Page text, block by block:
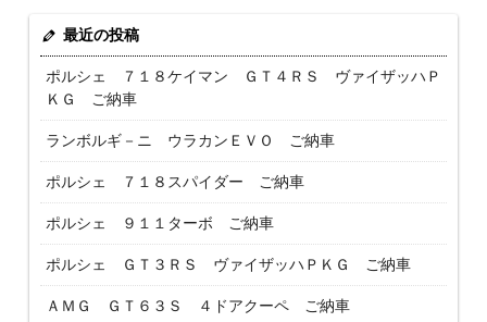
最近の投稿
ポルシェ ７１８ケイマン ＧＴ４ＲＳ ヴァイザッハＰ
ＫＧ ご納車
ランボルギ－ニ ウラカンＥＶＯ ご納車
ポルシェ ７１８スパイダー ご納車
ポルシェ ９１１ターボ ご納車
ポルシェ ＧＴ３ＲＳ ヴァイザッハＰＫＧ ご納車
ＡＭＧ ＧＴ６３Ｓ ４ドアクーペ ご納車